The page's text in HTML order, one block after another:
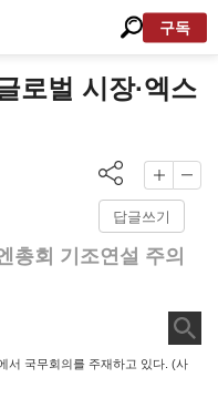
구독
로벌 시장·엑스
답글쓰기
총회 기조연설 주의
서 국무회의를 주재하고 있다. (사